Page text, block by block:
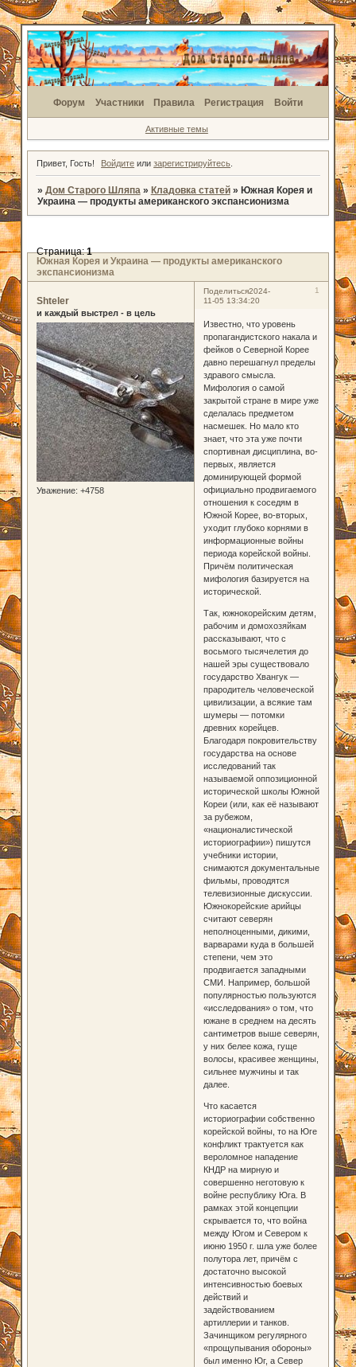
Форум Участники Правила Регистрация Войти
Активные темы
Привет, Гость! Войдите илизарегистрируйтесь
» Дом Старого Шляпа » Кладовка статей » Южная Корея и
Украина ― продукты американского экспансионизма
Южная Корея и Украина ― продукты американского
экспансионизма
Страница:1
Поделиться 1
2024-
11-05 13:34:20
Shteler
и каждый выстрел - в цель
Уважение: +4758
Известно, что уровень
пропагандистского накала и
фейков о Северной Корее
давно перешагнул пределы
здравого смысла.
Мифология о самой
закрытой стране в мире уже
сделалась предметом
насмешек. Но мало кто
знает, что эта уже почти
спортивная дисциплина, во-
первых, является
доминирующей формой
официально продвигаемого
отношения к соседям в
Южной Корее, во-вторых,
уходит глубоко корнями в
информационные войны
периода корейской войны.
Причём политическая
мифология базируется на
исторической.
Так, южнокорейским детям,
рабочим и домохозяйкам
рассказывают, что с
восьмого тысячелетия до
нашей эры существовало
государство Хвангук —
прародитель человеческой
цивилизации, а всякие там
шумеры — потомки
древних корейцев.
Благодаря покровительству
государства на основе
исследований так
называемой оппозиционной
исторической школы Южной
Кореи (или, как её называют
за рубежом,
«националистической
историографии») пишутся
учебники истории,
снимаются документальные
фильмы, проводятся
телевизионные дискуссии.
Южнокорейские арийцы
считают северян
неполноценными, дикими,
варварами куда в большей
степени, чем это
продвигается западными
СМИ. Например, большой
популярностью пользуются
«исследования» о том, что
южане в среднем на десять
сантиметров выше северян,
у них белее кожа, гуще
волосы, красивее женщины,
сильнее мужчины и так
далее.
Что касается
историографии собственно
корейской войны, то на Юге
конфликт трактуется как
вероломное нападение
КНДР на мирную и
совершенно неготовую к
войне республику Юга. В
рамках этой концепции
скрывается то, что война
между Югом и Севером к
июню 1950 г. шла уже более
полутора лет, причём с
достаточно высокой
интенсивностью боевых
действий и
задействованием
артиллерии и танков.
Зачинщиком регулярного
«прощупывания обороны»
был именно Юг, а Север